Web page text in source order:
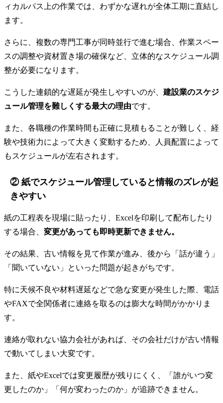
ィカルパス上の作業では、わずかな遅れが全体工期に直結し
ます。
さらに、複数の専門工事が同時並行で進む場合、作業スペー
スの調整や資材置き場の確保など、立体的なスケジュール調
整が必要になります。
こうした連鎖的な遅延が発生しやすいのが、 建設業のスケジ
ュール管理を難しくする最大の理由です。
また、各職種の作業時間も正確に見積もることが難しく、経
験や技術力によって大きく変動するため、人員配置によって
もスケジュールが左右されます。
② 紙でスケジュール管理していると情報のズレが起
きやすい
紙の工程表を現場に貼ったり、Excelを印刷して配布したり
する場合、 変更があっても即時更新できません。
その結果、古い情報を見て作業が進み、後から「話が違う」
「聞いていない」といった問題が起きがちです。
特に天候不良や材料遅延などで急な変更が発生した際、電話
やFAXで全関係者に連絡を取るのは膨大な時間がかかりま
す。
連絡が取れない協力会社があれば、その会社だけが古い情報
で動いてしまい大変です。
また、紙やExcelでは変更履歴が残りにくく、「誰がいつ変
更したのか」「何が変わったのか」が追跡できません。